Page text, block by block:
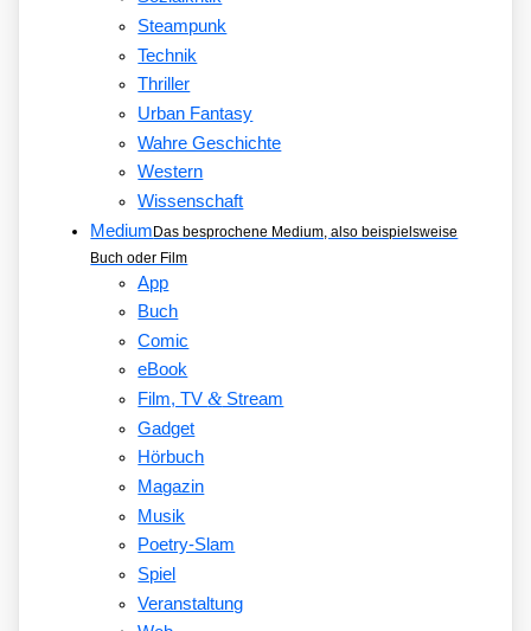
Steampunk
Technik
Thriller
Urban Fantasy
Wahre Geschichte
Western
Wissenschaft
MediumDas besprochene Medium, also beispielsweise
Buch oder Film
App
Buch
Comic
eBook
Film, TV&Stream
Gadget
Hörbuch
Magazin
Musik
Poetry-Slam
Spiel
Veranstaltung